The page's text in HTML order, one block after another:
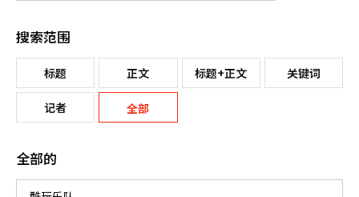
搜索范围
标题 正文 标题+正文 关键词
记者 全部
全部的